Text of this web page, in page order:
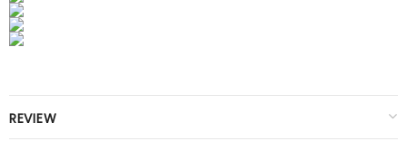
REVIEW